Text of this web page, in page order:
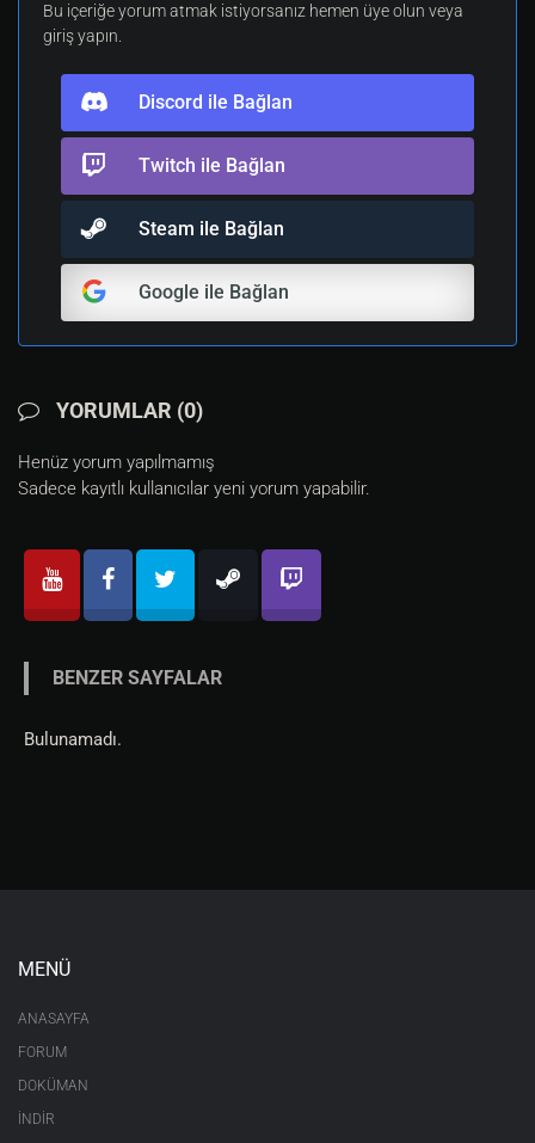
Bu içeriğe yorum atmak istiyorsanız hemen üye olun veya
giriş yapın.
Discord ile Bağlan
Twitch ile Bağlan
Steam ile Bağlan
Google ile Bağlan
YORUMLAR (0)
Henüz yorum yapılmamış
Sadece kayıtlı kullanıcılar yeni yorum yapabilir.
BENZER SAYFALAR
Bulunamadı.
MENÜ
ANASAYFA
FORUM
DOKÜMAN
İNDİR